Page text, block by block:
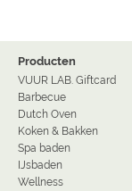
Producten
VUUR LAB. Giftcard
Barbecue
Dutch Oven
Koken & Bakken
Spa baden
IJsbaden
Wellness